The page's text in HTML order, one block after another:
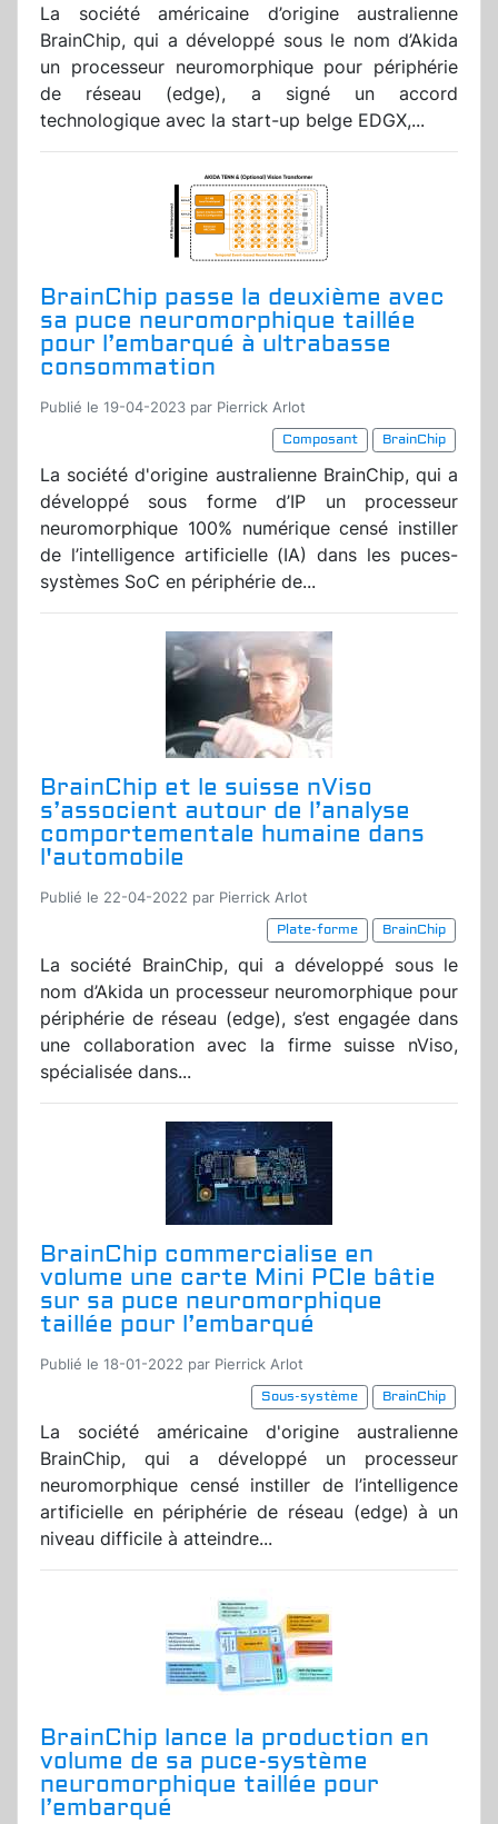
La société américaine d’origine australienne
BrainChip, qui a développé sous le nom d’Akida
un processeur neuromorphique pour périphérie
de réseau (edge), a signé un accord
technologique avec la start-up belge EDGX,...
BrainChip passe la deuxième avec
sa puce neuromorphique taillée
pour l’embarqué à ultrabasse
consommation
Publié le 19-04-2023 par Pierrick Arlot
Composant
BrainChip
La société d'origine australienne BrainChip, qui a
développé sous forme d’IP un processeur
neuromorphique 100% numérique censé instiller
de l’intelligence artificielle (IA) dans les puces-
systèmes SoC en périphérie de...
BrainChip et le suisse nViso
s’associent autour de l’analyse
comportementale humaine dans
l'automobile
Publié le 22-04-2022 par Pierrick Arlot
Plate-forme
BrainChip
La société BrainChip, qui a développé sous le
nom d’Akida un processeur neuromorphique pour
périphérie de réseau (edge), s’est engagée dans
une collaboration avec la firme suisse nViso,
spécialisée dans...
BrainChip commercialise en
volume une carte Mini PCIe bâtie
sur sa puce neuromorphique
taillée pour l’embarqué
Publié le 18-01-2022 par Pierrick Arlot
Sous-système
BrainChip
La société américaine d'origine australienne
BrainChip, qui a développé un processeur
neuromorphique censé instiller de l’intelligence
artificielle en périphérie de réseau (edge) à un
niveau difficile à atteindre...
BrainChip lance la production en
volume de sa puce-système
neuromorphique taillée pour
l’embarqué